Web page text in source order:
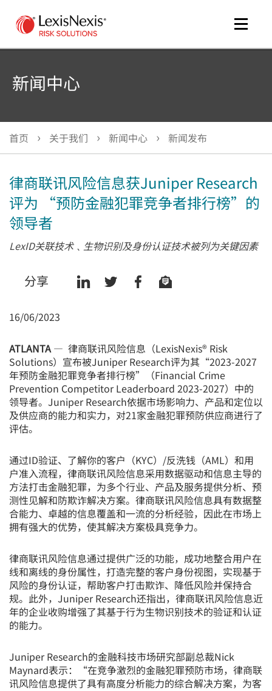
Toggle
新闻中心
首页 关于我们 新闻中心 新闻发布
律商联讯风险信息获Juniper Research
评为 “预防金融犯罪竞争者排行榜”的
领导者
LexID关联技术﹑生物识别及身份认证技术被列为关键因素
分享
16/06/2023
ATLANTA— 律商联讯风险信息（LexisNexis® Risk
Solutions）宣布被Juniper Research评为其“2023-2027
年预防金融犯罪竞争者排行榜”（Financial Crime
Prevention Competitor Leaderboard 2023-2027）中的
领导者。Juniper Research依据市场影响力、产品和定位以
及供应商的能力和实力，对21家金融犯罪预防供应商进行了
评估。
通过ID验证、了解你的客户（KYC）/反洗钱（AML）和用
户准入流程，律商联讯风险信息采用数据驱动和信息主导的
方法打击金融犯罪，为多个行业、产品及服务提供分析、预
测性见解和防欺诈解决方案。律商联讯风险信息具有数据整
合能力、卓越的信息覆盖和一流的分析经验，因此在市场上
拥有强大的优势，使其解决方案极具竞争力。
律商联讯风险信息通过提供广泛的功能，成功地整合用户在
线和离线的身份属性，打造完整的客户身份视图，实现基于
风险的身份认证，帮助客户打击欺诈、降低风险并保持合
规。此外，Juniper Research还指出，律商联讯风险信息近
年的企业收购增强了其基于行为生物识别技术的验证和认证
的能力。
Juniper Research的金融科技市场研究部副总裁Nick
Maynard表示：“在竞争激烈的金融犯罪预防市场，律商联
讯风险信息提供了具有高度分析能力的综合解决方案，为客